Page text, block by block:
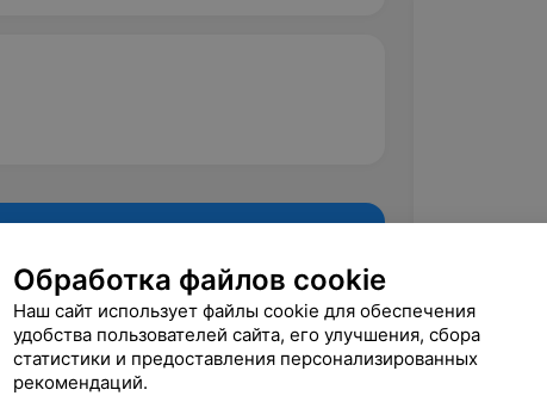
Обработка файлов cookie
Наш сайт использует файлы cookie для обеспечения
удобства пользователей сайта, его улучшения, сбора
статистики и предоставления персонализированных
рекомендаций.